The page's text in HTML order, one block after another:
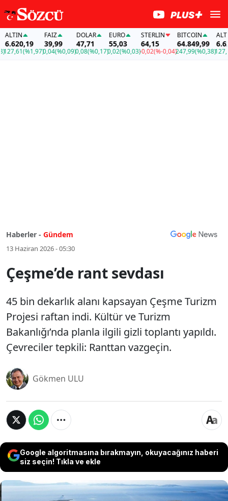
(%1,97)
FAİZ
39,99
0,04(%0,09)
DOLAR
47,71
0,08(%0,17)
EURO
55,03
0,02(%0,03)
STERLIN
64,15
-0,02(%-0,04)
BITCOIN
64.849,99
247,99(%0,38)
ALTIN
127,61
Haberler - Gündem
13 Haziran 2026 - 05:30
Çeşme’de rant sevdası
45 bin dekarlık alanı kapsayan Çeşme Turizm
Projesi raftan indi. Kültür ve Turizm
Bakanlığı’nda planla ilgili gizli toplantı yapıldı.
Çevreciler tepkili: Ranttan vazgeçin.
Gökmen ULU
Google algoritmasına bırakmayın, okuyacağınız haberi
siz seçin! Tıkla ve ekle